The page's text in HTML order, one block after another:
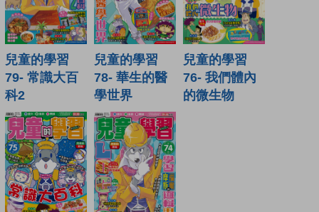
兒童的學習
79- 常識大百
科2
兒童的學習
78- 華生的醫
學世界
兒童的學習
76- 我們體內
的微生物